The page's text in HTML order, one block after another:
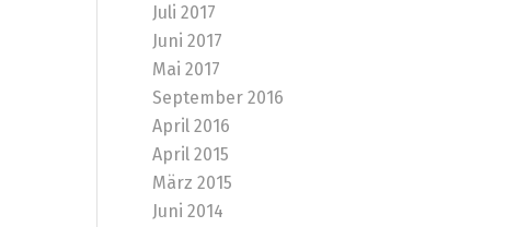
Juli 2017
Juni 2017
Mai 2017
September 2016
April 2016
April 2015
März 2015
Juni 2014